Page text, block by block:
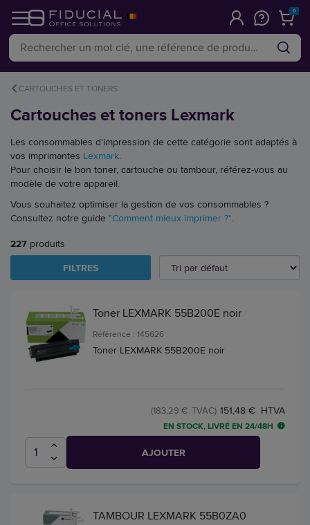
0
CARTOUCHES ET TONERS
Cartouches et toners Lexmark
Les consommables d'impression de cette catégorie sont adaptés à
vos imprimantes Lexmark.
Pour choisir le bon toner, cartouche ou tambour, référez-vous au
modèle de votre appareil.
Vous souhaitez optimiser la gestion de vos consommables ?
Consultez notre guide "Comment mieux imprimer ?".
227 produits
FILTRES
Toner LEXMARK 55B200E noir
Référence : 145626
Toner LEXMARK 55B200E noir
151,48 € HTVA
(183,29 € TVAC)
EN STOCK, LIVRÉ EN 24/48H
AJOUTER
TAMBOUR LEXMARK 55B0ZA0